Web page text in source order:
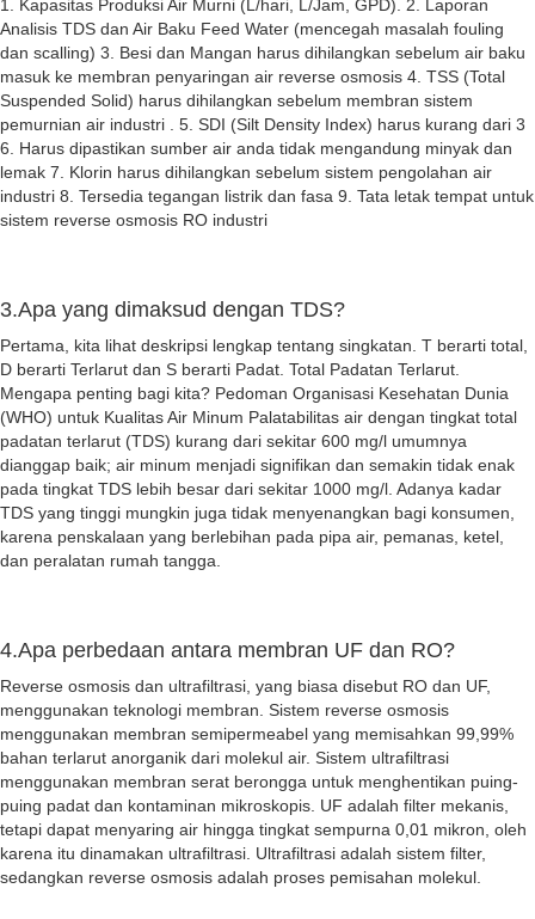
1. Kapasitas Produksi Air Murni (L/hari, L/Jam, GPD). 2. Laporan
Analisis TDS dan Air Baku Feed Water (mencegah masalah fouling
dan scalling) 3. Besi dan Mangan harus dihilangkan sebelum air baku
masuk ke membran penyaringan air reverse osmosis 4. TSS (Total
Suspended Solid) harus dihilangkan sebelum membran sistem
pemurnian air industri . 5. SDI (Silt Density Index) harus kurang dari 3
6. Harus dipastikan sumber air anda tidak mengandung minyak dan
lemak 7. Klorin harus dihilangkan sebelum sistem pengolahan air
industri 8. Tersedia tegangan listrik dan fasa 9. Tata letak tempat untuk
sistem reverse osmosis RO industri
3.Apa yang dimaksud dengan TDS?
Pertama, kita lihat deskripsi lengkap tentang singkatan. T berarti total,
D berarti Terlarut dan S berarti Padat. Total Padatan Terlarut.
Mengapa penting bagi kita? Pedoman Organisasi Kesehatan Dunia
(WHO) untuk Kualitas Air Minum Palatabilitas air dengan tingkat total
padatan terlarut (TDS) kurang dari sekitar 600 mg/l umumnya
dianggap baik; air minum menjadi signifikan dan semakin tidak enak
pada tingkat TDS lebih besar dari sekitar 1000 mg/l. Adanya kadar
TDS yang tinggi mungkin juga tidak menyenangkan bagi konsumen,
karena penskalaan yang berlebihan pada pipa air, pemanas, ketel,
dan peralatan rumah tangga.
4.Apa perbedaan antara membran UF dan RO?
Reverse osmosis dan ultrafiltrasi, yang biasa disebut RO dan UF,
menggunakan teknologi membran. Sistem reverse osmosis
menggunakan membran semipermeabel yang memisahkan 99,99%
bahan terlarut anorganik dari molekul air. Sistem ultrafiltrasi
menggunakan membran serat berongga untuk menghentikan puing-
puing padat dan kontaminan mikroskopis. UF adalah filter mekanis,
tetapi dapat menyaring air hingga tingkat sempurna 0,01 mikron, oleh
karena itu dinamakan ultrafiltrasi. Ultrafiltrasi adalah sistem filter,
sedangkan reverse osmosis adalah proses pemisahan molekul.